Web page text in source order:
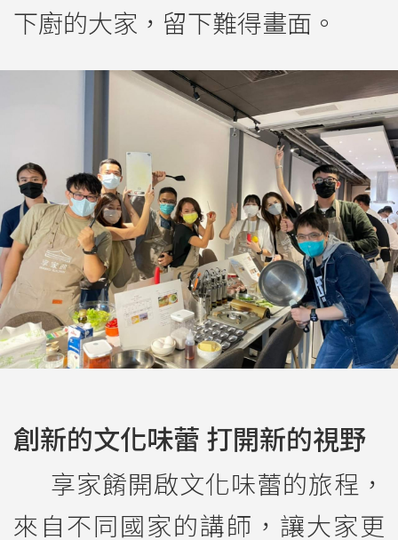
下廚的大家，留下難得畫面。
創新的文化味蕾 打開新的視野
享家餚開啟文化味蕾的旅程，
來自不同國家的講師，讓大家更